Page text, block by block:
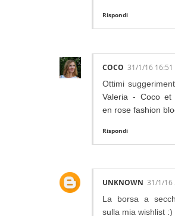
Rispondi
COCO 31/1/16 16:51
Ottimi
Valeria - Coco
en rose fashion
Rispondi
UNKNOWN 31/1/16
La borsa a
sulla mia wishlist :)